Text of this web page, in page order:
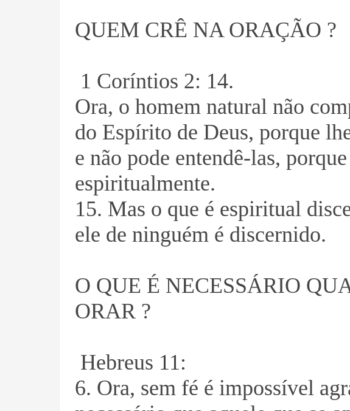
QUEM CRÊ NA ORAÇÃO ?
1 Coríntios 2: 14.
Ora, o homem natural não
do Espírito de Deus, porque
e não pode entendê-las,
espiritualmente.
15. Mas o que é espiritual
ele de ninguém é discernido.
O QUE É NECESSÁRIO
ORAR ?
Hebreus 11:
6. Ora, sem fé é impossível